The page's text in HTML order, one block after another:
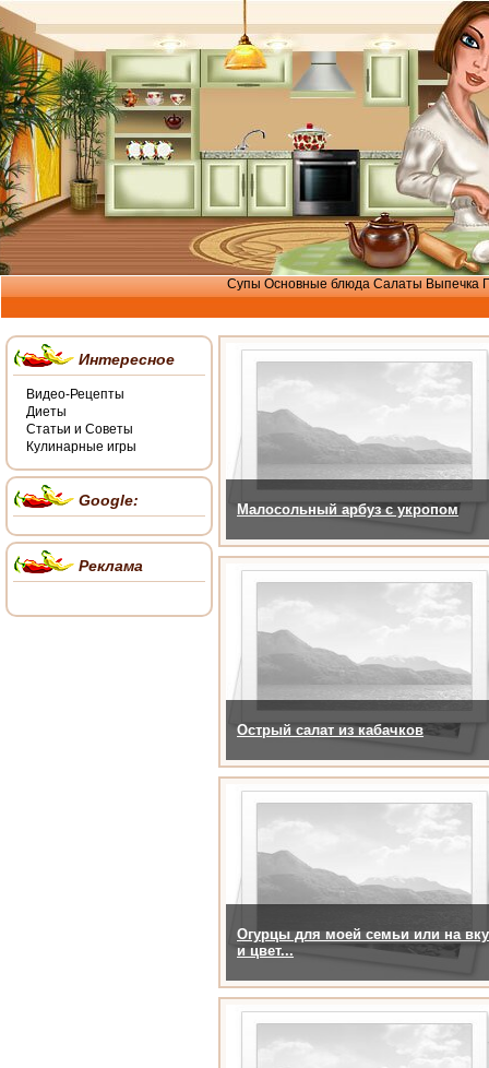
Супы Основные блюда Салаты Выпечка
Малосольный арбуз с укропом
Острый салат из кабачков
Огурцы для моей семьи или на
и цвет...
Интересное
Видео-Рецепты
Диеты
Статьи и Советы
Кулинарные игры
Google:
Реклама